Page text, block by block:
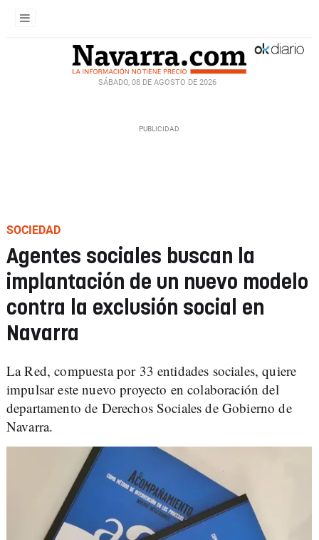
SÁBADO, 08 DE AGOSTO DE 2026
SOCIEDAD
Agentes sociales buscan la
implantación de un nuevo modelo
contra la exclusión social en
Navarra
La Red, compuesta por 33 entidades sociales, quiere
impulsar este nuevo proyecto en colaboración del
departamento de Derechos Sociales de Gobierno de
Navarra.